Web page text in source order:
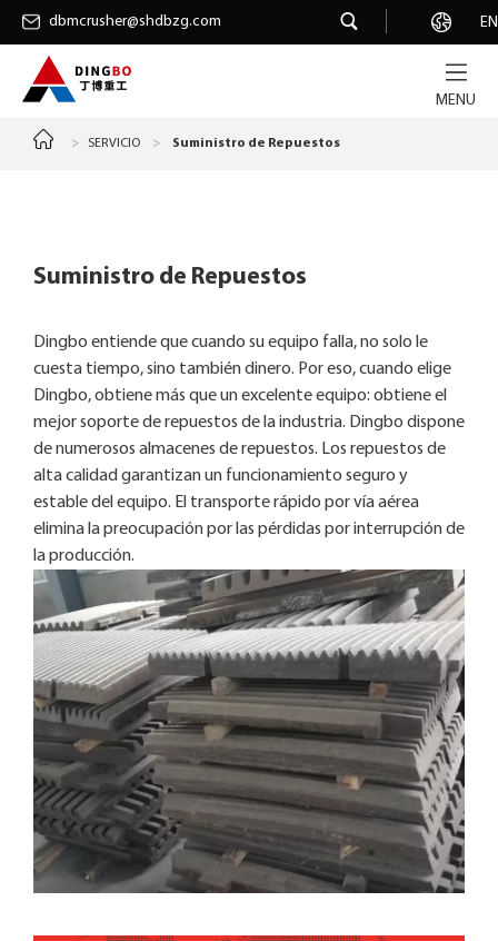
EN
dbmcrusher@shdbzg.com
MENU
dbmcrusher@shdbzg.com Carrera
> SERVICIO > Suministro de Repuestos
Suministro de Repuestos
Dingbo entiende que cuando su equipo falla, no solo le
cuesta tiempo, sino también dinero. Por eso, cuando elige
Dingbo, obtiene más que un excelente equipo: obtiene el
mejor soporte de repuestos de la industria. Dingbo dispone
de numerosos almacenes de repuestos. Los repuestos de
alta calidad garantizan un funcionamiento seguro y
estable del equipo. El transporte rápido por vía aérea
elimina la preocupación por las pérdidas por interrupción de
la producción.